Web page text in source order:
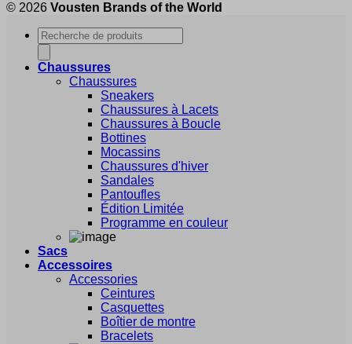
© 2026 Vousten Brands of the World
Recherche
de
produits
Chaussures
Chaussures
Sneakers
Chaussures à Lacets
Chaussures à Boucle
Bottines
Mocassins
Chaussures d'hiver
Sandales
Pantoufles
Édition Limitée
Programme en couleur
Sacs
Accessoires
Accessories
Ceintures
Casquettes
Boîtier de montre
Bracelets